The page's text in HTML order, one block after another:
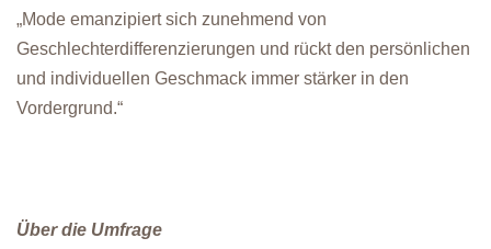
„Mode emanzipiert sich zunehmend von
Geschlechterdifferenzierungen und rückt den persönlichen
und individuellen Geschmack immer stärker in den
Vordergrund.“
Über die Umfrage